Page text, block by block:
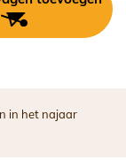
in het najaar